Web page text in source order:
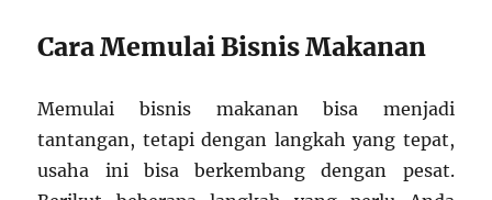
Cara Memulai Bisnis Makanan
Memulai bisnis makanan bisa menjadi
tantangan, tetapi dengan langkah yang tepat,
usaha ini bisa berkembang dengan pesat.